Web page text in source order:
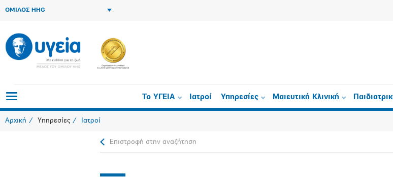
ΟΜΙΛΟΣ HHG
Το ΥΓΕΙΑ Ιατροί Υπηρεσίες Μαιευτική Κλινική
Αρχική Υπηρεσίες Ιατροί
Επιστροφή στην αναζήτηση